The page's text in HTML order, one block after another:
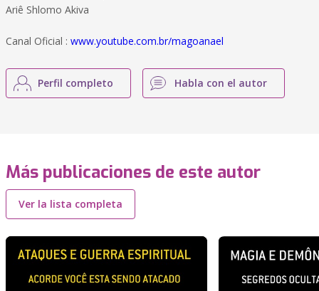
Ariê Shlomo Akiva
Canal Oficial : www.youtube.com.br/magoanael
Perfil completo Habla con el autor
Más publicaciones de este autor
Ver la lista completa